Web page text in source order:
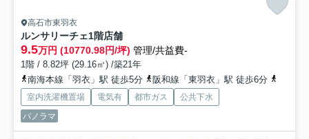
高石市東羽衣
ルンサリーチェ1階店舗
9.5万円 (10770.98円/坪) 管理/共益費-
1階 / 8.82坪 (29.16㎡) /築21年
南海本線「羽衣」駅 徒歩5分
阪和線「東羽衣」駅 徒歩6分
室内洗濯機置場 電気有 都市ガス
公共下水
パノラマ